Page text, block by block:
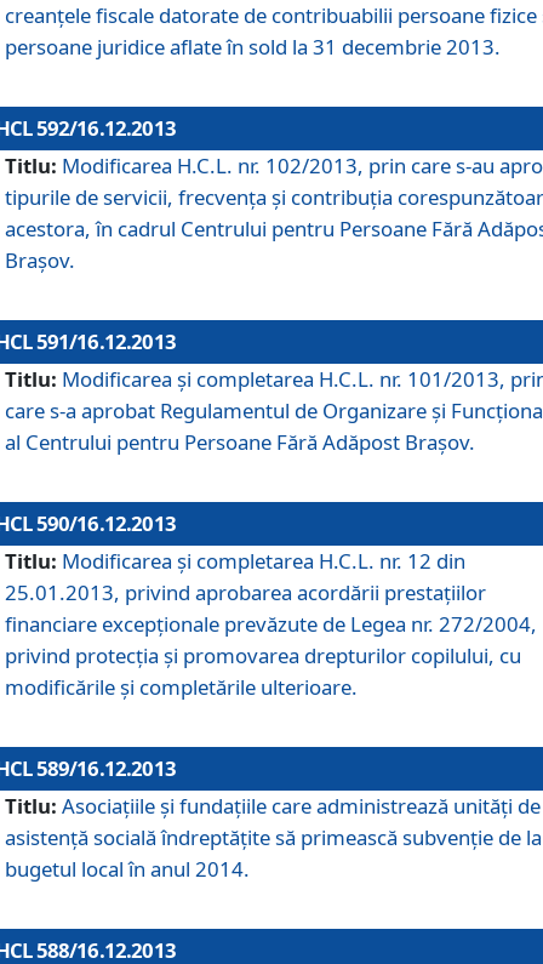
creanţele fiscale datorate de contribuabilii persoane fizice
persoane juridice aflate în sold la 31 decembrie 2013.
592/16.12.2013
Titlu: Modificarea H.C.L. nr. 102/2013, prin care s-au
tipurile de servicii, frecvenţa şi contribuţia
acestora, în cadrul Centrului pentru Persoane Fără
Braşov.
591/16.12.2013
Titlu: Modificarea şi completarea H.C.L. nr. 101/2013,
care s-a aprobat Regulamentul de Organizare şi
al Centrului pentru Persoane Fără Adăpost Braşov.
590/16.12.2013
Titlu: Modificarea şi completarea H.C.L. nr. 12 din
25.01.2013, privind aprobarea acordării prestaţiilor
financiare excepţionale prevăzute de Legea nr. 272/2004,
privind protecţia şi promovarea drepturilor copilului, cu
modificările şi completările ulterioare.
589/16.12.2013
Titlu: Asociaţiile şi fundaţiile care administrează unităţi de
asistenţă socială îndreptăţite să primească subvenţie de la
bugetul local în anul 2014.
588/16.12.2013